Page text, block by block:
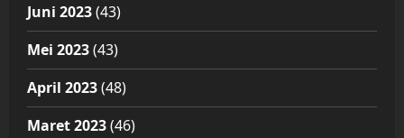
Juni 2023(43)
Mei 2023(43)
April 2023(48)
Maret 2023(46)